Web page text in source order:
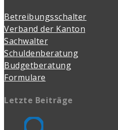
Betreibungsschalter
Verband der Kanton
Sachwalter
Schuldenberatung
Budgetberatung
Formulare
Letzte Beiträge